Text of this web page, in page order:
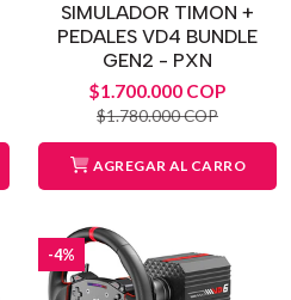
SIMULADOR TIMON +
PEDALES VD4 BUNDLE
GEN2 - PXN
$1.700.000 COP
$1.780.000 COP
AGREGAR AL CARRO
-4%